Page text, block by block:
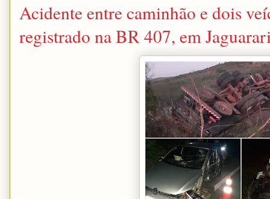
Acidente entre caminhão e dois
registrado na BR 407, em